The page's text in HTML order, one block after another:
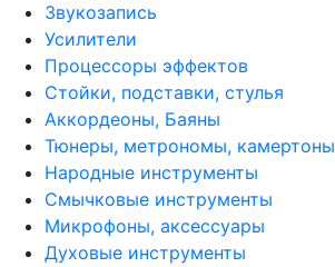
Звукозапись
Усилители
Процессоры эффектов
Стойки, подставки, стулья
Аккордеоны, Баяны
Тюнеры, метрономы, камертоны
Народные инструменты
Смычковые инструменты
Микрофоны, аксессуары
Духовые инструменты